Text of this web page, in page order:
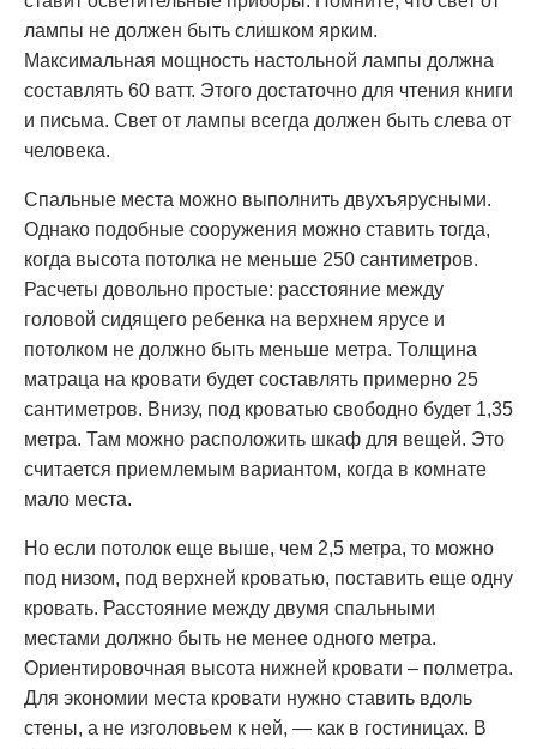
лампы не должен быть слишком ярким.
Максимальная мощность настольной лампы должна
составлять 60 ватт. Этого достаточно для чтения книги
и письма. Свет от лампы всегда должен быть слева от
человека.
Спальные места можно выполнить двухъярусными.
Однако подобные сооружения можно ставить тогда,
когда высота потолка не меньше 250 сантиметров.
Расчеты довольно простые: расстояние между
головой сидящего ребенка на верхнем ярусе и
потолком не должно быть меньше метра. Толщина
матраца на кровати будет составлять примерно 25
сантиметров. Внизу, под кроватью свободно будет 1,35
метра. Там можно расположить шкаф для вещей. Это
считается приемлемым вариантом, когда в комнате
мало места.
Но если потолок еще выше, чем 2,5 метра, то можно
под низом, под верхней кроватью, поставить еще одну
кровать. Расстояние между двумя спальными
местами должно быть не менее одного метра.
Ориентировочная высота нижней кровати – полметра.
Для экономии места кровати нужно ставить вдоль
стены, а не изголовьем к ней, — как в гостиницах. В